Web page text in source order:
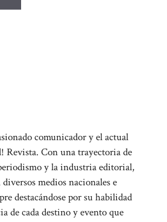
comunicador y el actual
Revista. Con una trayectoria de
y la industria editorial,
medios nacionales e
destacándose por su habilidad
de cada destino y evento que